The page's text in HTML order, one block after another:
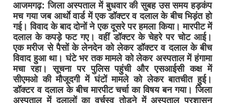
आजमगढ़: जिला अस्पताल में बुधवार की सुबह उस समय हड़कंप
मच गया जब आर्थाे वार्ड में एक डॉक्टर व दलाल के बीच भिड़ंत हो
गई। विवाद के बाद दोनों ने एक दूसरे पर हमला किया। मारपीट में
दलाल के कपड़े फट गए। वहीं डॉक्टर के चेहरे पर चोट आई।
एक मरीज से पैसों के लेनदेन को लेकर डॉक्टर व दलाल के बीच
विवाद हुआ था। घंटे भर तक मामले को लेकर अस्पताल में हंगामा
मचा रहा। सूचना पर पुलिस पहुंची और एसआईसी कक्ष में
सीएमओ की मौजूदगी में घंटों मामले को लेकर बातचीत हुई।
डॉक्टर व दलाल के बीच मारपीट चर्चा का विषय बन गया। जिला
अस्पताल में दलालों का वर्चस्व तोड़ने में अस्पताल प्रशासन